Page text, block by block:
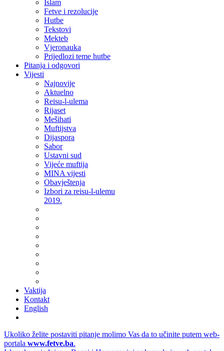
Islam
Fetve i rezolucije
Hutbe
Tekstovi
Mekteb
Vjeronauka
Prijedlozi teme hutbe
Pitanja i odgovori
Vijesti
Najnovije
Aktuelno
Reisu-l-ulema
Rijaset
Mešihati
Muftijstva
Dijaspora
Sabor
Ustavni sud
Vijeće muftija
MINA vijesti
Obavještenja
Izbori za reisu-l-ulemu
2019.
Vaktija
Kontakt
English
Ukoliko želite postaviti pitanje molimo Vas da to učinite putem web-
portala www.fetve.ba.